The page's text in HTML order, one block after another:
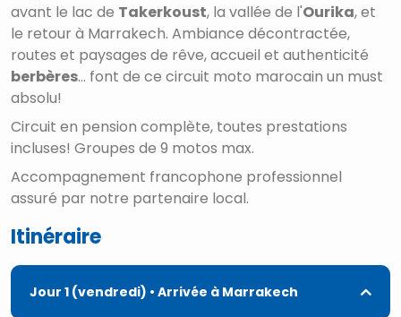
avant le lac de Takerkoust, la vallée de l'Ourika, et
le retour à Marrakech. Ambiance décontractée,
routes et paysages de rêve, accueil et authenticité
berbères... font de ce circuit moto marocain un must
absolu!
Circuit en pension complète, toutes prestations
incluses! Groupes de 9 motos max.
Accompagnement francophone professionnel
assuré par notre partenaire local.
Itinéraire
Jour 1 (vendredi) • Arrivée à Marrakech